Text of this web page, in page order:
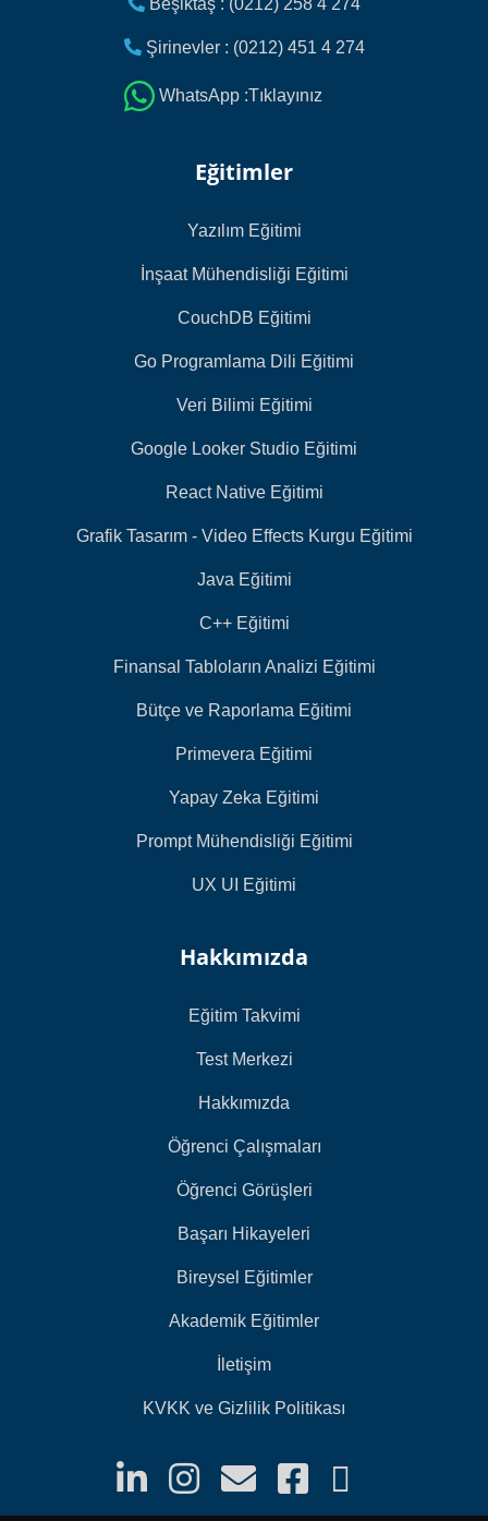
Şirinevler : (0212) 451 4 274
WhatsApp :Tıklayınız
Eğitimler
Yazılım Eğitimi
İnşaat Mühendisliği Eğitimi
CouchDB Eğitimi
Go Programlama Dili Eğitimi
Veri Bilimi Eğitimi
Google Looker Studio Eğitimi
React Native Eğitimi
Grafik Tasarım - Video Effects Kurgu Eğitimi
Java Eğitimi
C++ Eğitimi
Finansal Tabloların Analizi Eğitimi
Bütçe ve Raporlama Eğitimi
Primevera Eğitimi
Yapay Zeka Eğitimi
Prompt Mühendisliği Eğitimi
UX UI Eğitimi
Hakkımızda
Eğitim Takvimi
Test Merkezi
Hakkımızda
Öğrenci Çalışmaları
Öğrenci Görüşleri
Başarı Hikayeleri
Bireysel Eğitimler
Akademik Eğitimler
İletişim
KVKK ve Gizlilik Politikası